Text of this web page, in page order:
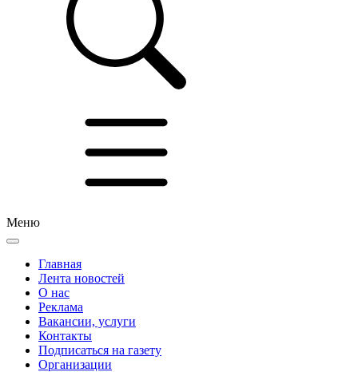
Меню
Главная
Лента новостей
О нас
Реклама
Вакансии, услуги
Контакты
Подписаться на газету
Организации